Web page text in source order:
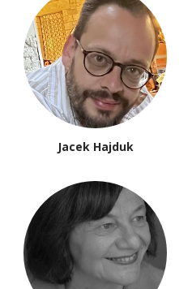
Jacek Hajduk